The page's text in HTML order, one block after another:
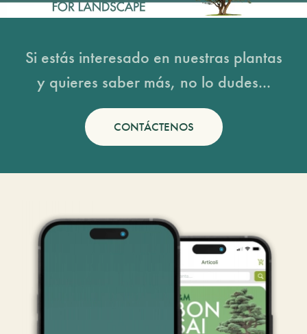
Si estás interesado en nuestras plantas
y quieres saber más, no lo dudes...
CONTÁCTENOS